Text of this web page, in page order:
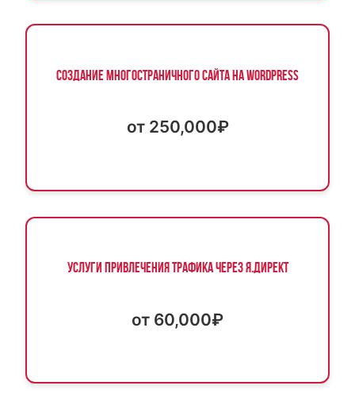
Создание многостраничного сайта на WordPress
от 250,000₽
Услуги привлечения трафика через Я.Директ
от 60,000₽